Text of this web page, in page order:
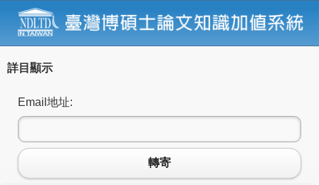
詳目顯示
Email地址:
轉寄